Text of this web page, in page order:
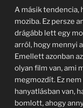
A másik tendencia,
moziba. Ez persze
drágább lett egy
arról, hogy mennyi
Emellett azonban
olyan film van, ami
megmozdít. Ez
hanyatlásban van,
bomlott, ahogy